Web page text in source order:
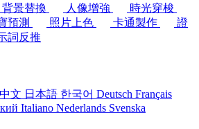
背景替換 人像增強
時光穿梭
預測 照片上色 卡通製作
證
詞反推
文 日本語 한국어 Deutsch Français
Italiano Nederlands Svenska